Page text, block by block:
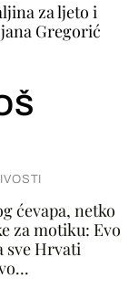
za ljeto i
Gregorić
ćevapa, netko
za motiku: Evo
sve Hrvati